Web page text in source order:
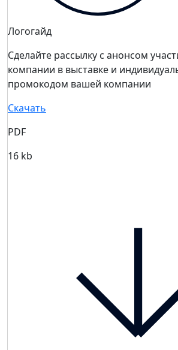
Логогайд
Сделайте рассылку с анонсом
компании в выставке и
промокодом вашей компании
Скачать
PDF
16 kb